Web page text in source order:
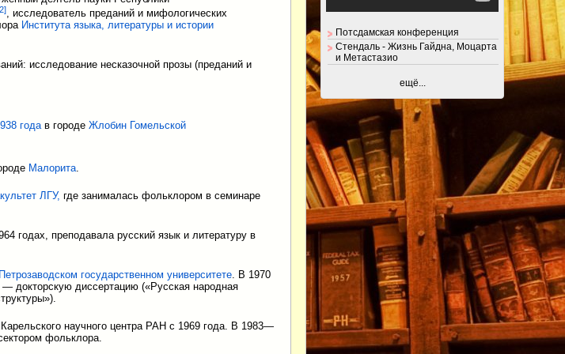
2], исследователь преданий и мифологических
Института языка, литературы и истории
исследование несказочной прозы (преданий и
годав городе Жлобин Гомельской
Малорита
ЛГУ, где занималась фольклором в семинаре
годах, преподавала русский язык и литературу в
Петрозаводском государственном университете . В 1970
докторскую диссертацию («Русская народная
научного центра РАН с 1969 года. В 1983—
фольклора.
Потсдамская конференция
Стендаль - Жизнь Гайдна, Моцарта
и Метастазио
ещё...